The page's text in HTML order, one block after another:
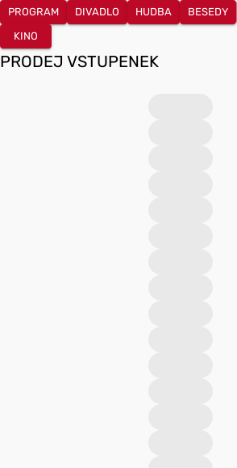
PROGRAM DIVADLO HUDBA BESEDY
KINO
PRODEJ VSTUPENEK